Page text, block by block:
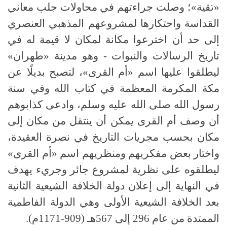
«تقية»؛ وصلت جراءتهم في محاولات جلب معاني
القداسة واحتكارها لمشروعهم المذهبي العنصري
إلى حد أن اخترعوا مكانة لمكان لا قيمة له في
تاريخ الرسالات والنبوات - وهو مدينة «طهران»
ليطلقوا عليها اسم «أم القرى»، لتصبح بديلًا عن
مكة المكرمة المعظمة في كتاب الله وفي سنة
رسول الله صلى الله عليه وسلم، وادعى كذابوهم
أن وصف أم القرى يمكن أن ينتقل من مكان إلى
مكان بحسب مجريات التاريخ في نصرة العقيدة،
واختار بعض مفكريهم ومنظريهم اسم «أم القرى»
ليطلقوه على نظرية لمشروع جائر وجريء يهدف
في النهاية إلى إعلان دولة الخلافة الشيعية الثانية
بعد الخلافة الشيعية الأولى وهي الدولة الفاطمية
الممتدة من عام
إلى هـ (909-1171 م).